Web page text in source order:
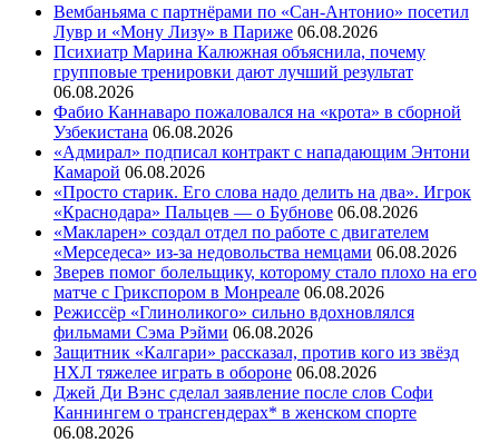
Вембаньяма с партнёрами по «Сан-Антонио» посетил
Лувр и «Мону Лизу» в Париже 06.08.2026
Психиатр Марина Калюжная объяснила, почему
групповые тренировки дают лучший результат
06.08.2026
Фабио Каннаваро пожаловался на «крота» в сборной
Узбекистана 06.08.2026
«Адмирал» подписал контракт с нападающим Энтони
Камарой 06.08.2026
«Просто старик. Его слова надо делить на два». Игрок
«Краснодара» Пальцев — о Бубнове 06.08.2026
«Макларен» создал отдел по работе с двигателем
«Мерседеса» из-за недовольства немцами 06.08.2026
Зверев помог болельщику, которому стало плохо на его
матче с Грикспором в Монреале 06.08.2026
Режиссёр «Глиноликого» сильно вдохновлялся
фильмами Сэма Рэйми 06.08.2026
Защитник «Калгари» рассказал, против кого из звёзд
НХЛ тяжелее играть в обороне 06.08.2026
Джей Ди Вэнс сделал заявление после слов Софи
Каннингем о трансгендерах* в женском спорте
06.08.2026